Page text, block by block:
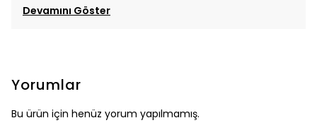
Devamını Göster
Yorumlar
Bu ürün için henüz yorum yapılmamış.